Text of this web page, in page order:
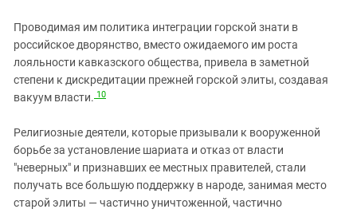
Проводимая им политика интеграции горской знати в
российское дворянство, вместо ожидаемого им роста
лояльности кавказского общества, привела в заметной
степени к дискредитации прежней горской элиты, создавая
вакуум власти. 10
Религиозные деятели, которые призывали к вооруженной
борьбе за установление шариата и отказ от власти
"неверных" и признавших ее местных правителей, стали
получать все большую поддержку в народе, занимая место
старой элиты — частично уничтоженной, частично